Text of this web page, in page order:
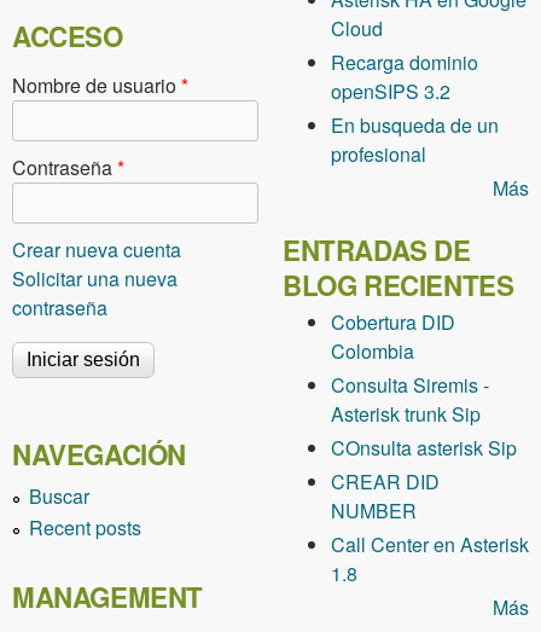
ACCESO
Nombre de usuario*
Contraseña*
Crear nueva cuenta
Solicitar una nueva
contraseña
NAVEGACIÓN
Buscar
Recent posts
MANAGEMENT
Cloud
Recarga dominio
openSIPS 3.2
En busqueda de un
profesional
Más
ENTRADAS DE
BLOG RECIENTES
Cobertura DID
Colombia
Consulta Siremis -
Asterisk trunk Sip
COnsulta asterisk Sip
CREAR DID
NUMBER
Call Center en Asterisk
1.8
Más